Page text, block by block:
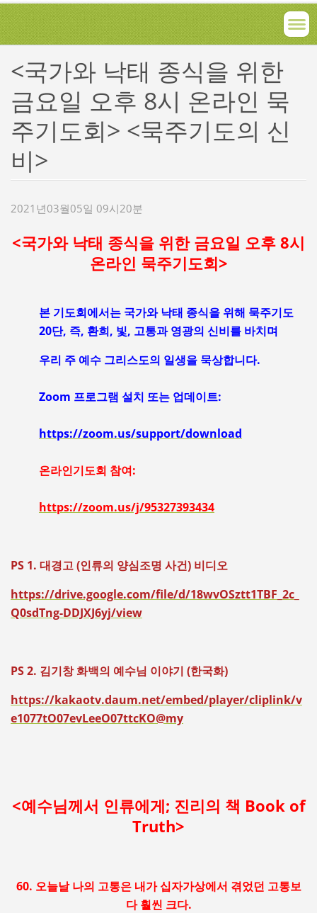
<국가와 낙태 종식을 위한
금요일 오후 8시 온라인 묵
주기도회> <묵주기도의 신
비>
2021년03월05일 09시20분
<국가와 낙태 종식을 위한 금요일 오후 8시
온라인 묵주기도회>
본 기도회에서는 국가와 낙태 종식을 위해 묵주기도
20단, 즉, 환희, 빛, 고통과 영광의 신비를 바치며
우리 주 예수 그리스도의 일생을 묵상합니다.
Zoom 프로그램 설치 또는 업데이트:
https://zoom.us/support/download
온라인기도회 참여:
https://zoom.us/j/95327393434
PS 1. 대경고 (인류의 양심조명 사건) 비디오
https://drive.google.com/file/d/18wvOSztt1TBF_2c_
Q0sdTng-DDJXJ6yj/view
PS 2. 김기창 화백의 예수님 이야기 (한국화)
https://kakaotv.daum.net/embed/player/cliplink/v
e1077tO07evLeeO07ttcKO@my
<예수님께서 인류에게; 진리의 책 Book of
Truth>
60. 오늘날 나의 고통은 내가 십자가상에서 겪었던 고통보
다 훨씬 크다.